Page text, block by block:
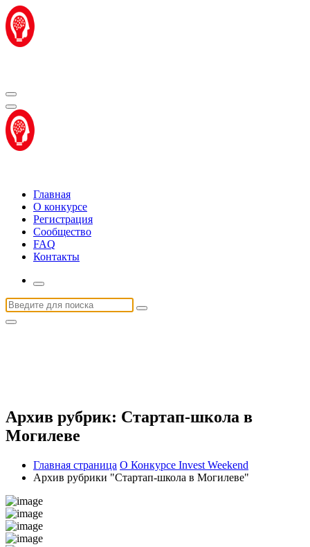
Перейти
к
содержимому
Главная
О конкурсе
Регистрация
Сообщество
FAQ
Контакты
Искать:
Архив рубрик: Стартап-школа в
Могилеве
Главная страница О Конкурсе Invest Weekend
Архив рубрики "Стартап-школа в Могилеве"